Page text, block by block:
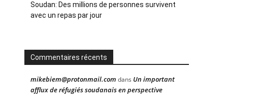
Soudan: Des millions de personnes survivent
avec un repas par jour
Commentaires récents
mikebiem@protonmail.com dans Un important
afflux de réfugiés soudanais en perspective